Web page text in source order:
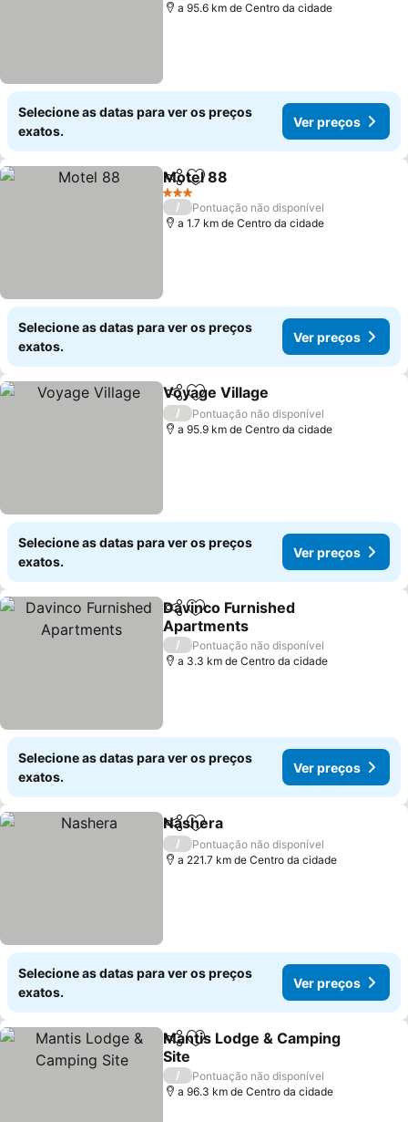
a 95.6 km de Centro da cidade
Selecione as datas para ver os preços
exatos.
Ver preços
PartilharAdicionar aos favoritos
Motel 88
3 Estrelas
/
Pontuação não disponível
a 1.7 km de Centro da cidade
Selecione as datas para ver os preços
exatos.
Ver preços
PartilharAdicionar aos favoritos
Voyage Village
/
Pontuação não disponível
a 95.9 km de Centro da cidade
Selecione as datas para ver os preços
exatos.
Ver preços
PartilharAdicionar aos favoritos
Davinco Furnished
Apartments
Ver preços
/
Pontuação não disponível
a 3.3 km de Centro da cidade
Selecione as datas para ver os preços
exatos.
Ver preços
PartilharAdicionar aos favoritos
Nashera
/
Pontuação não disponível
a 221.7 km de Centro da cidade
Selecione as datas para ver os preços
exatos.
Ver preços
PartilharAdicionar aos favoritos
Mantis Lodge & Camping
Site
Ver preços
/
Pontuação não disponível
a 96.3 km de Centro da cidade